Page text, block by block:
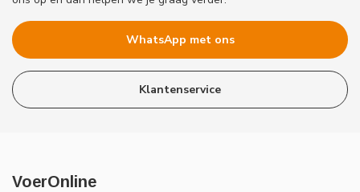
WhatsApp met ons
Klantenservice
VoerOnline